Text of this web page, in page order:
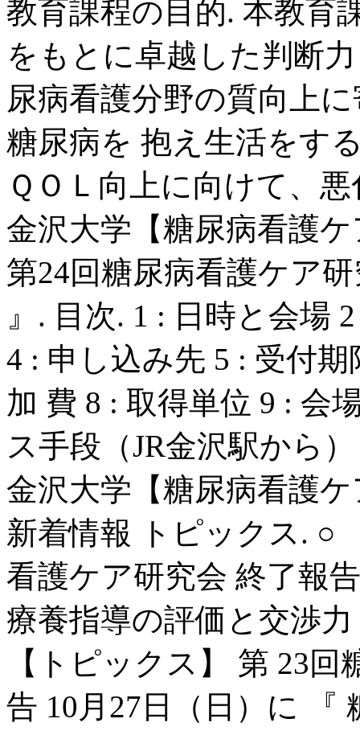
教育課程の目的. 本教育
をもとに卓越した判断
尿病看護分野の質向上
糖尿病を 抱え生活をす
ＱＯＬ向上に向けて、
金沢大学【糖尿病看護
第24回糖尿病看護ケア
』. 目次. 1 : 日時と会場
4 : 申し込み先 5 : 受付
加 費 8 : 取得単位 9 : 会
ス手段（JR金沢駅から
金沢大学【糖尿病看護
新着情報 トピックス. ○
看護ケア研究会 終了報
療養指導の評価と交渉
【トピックス】 第 23
告 10月27日（日）に 『